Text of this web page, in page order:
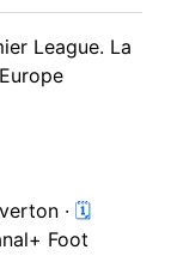
League. La
· 🗓
Foot